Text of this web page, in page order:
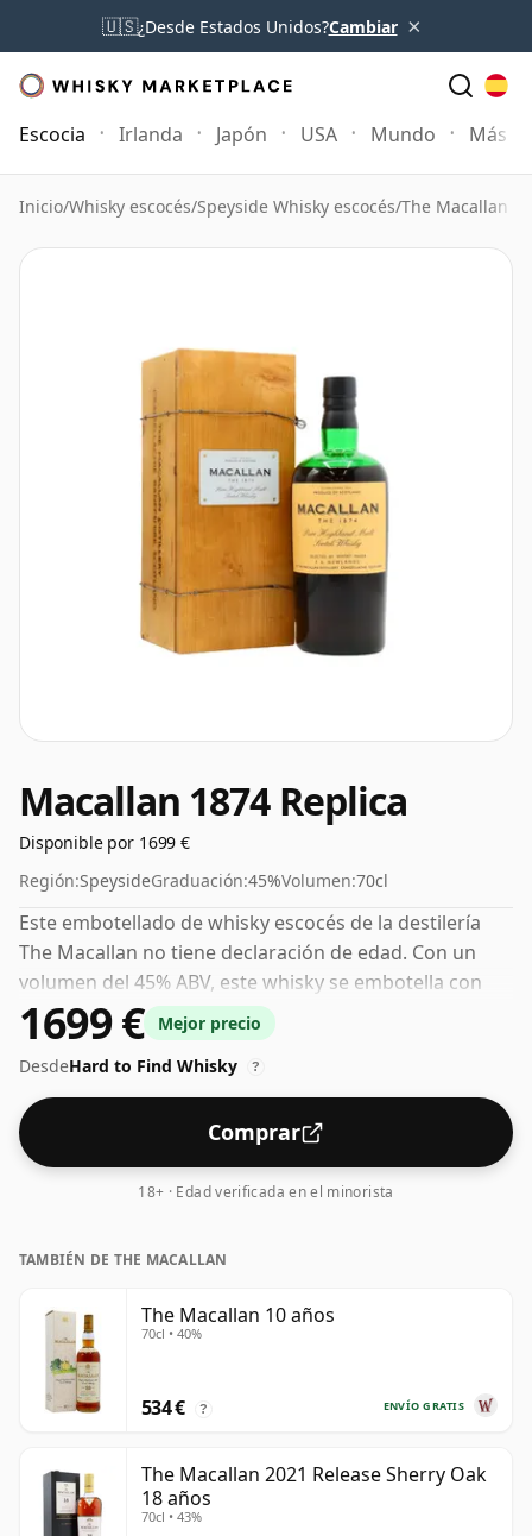
🇺🇸¿Desde Estados Unidos?Cambiar ×
Escocia Irlanda Japón USA Mundo Más
Inicio/Whisky escocés/Speyside Whisky escocés/The Macallan
Macallan 1874 Replica
Disponible por 1699 €
Región:SpeysideGraduación:45%Volumen:70cl
Este embotellado de whisky escocés de la destilería
The Macallan no tiene declaración de edad. Con un
volumen del 45% ABV, este whisky se embotella con
una concentración óptima para beber. Se disfruta solo
o con una gota de agua.
1699 €
Mejor precio
DesdeHard to Find Whisky ?
Comprar
18+ · Edad verificada en el minorista
TAMBIÉN DE THE MACALLAN
The Macallan 10 años
70cl • 40%
ENVÍO GRATIS
534 € ?
The Macallan 2021 Release Sherry Oak
18 años
70cl • 43%